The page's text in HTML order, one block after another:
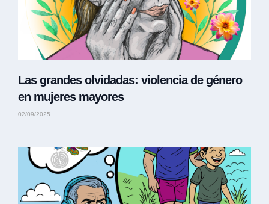
Las grandes olvidadas: violencia de género
en mujeres mayores
02/09/2025